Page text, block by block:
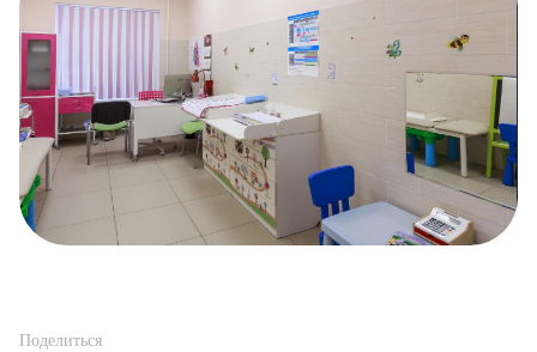
Поделиться